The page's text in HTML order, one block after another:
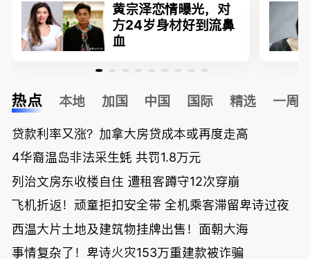
黄宗泽恋情曝光，对
方24岁身材好到流鼻
血
热点 本地 加国 中国 国际 精选 一周
贷款利率又涨？加拿大房贷成本或再度走高
4华裔温岛非法采生蚝 共罚1.8万元
列治文房东收楼自住 遭租客蹲守12次穿崩
飞机折返！顽童拒扣安全带 全机乘客滞留卑诗过夜
西温大片土地及建筑物挂牌出售！面朝大海
事情复杂了！卑诗火灾153万重建款被诈骗